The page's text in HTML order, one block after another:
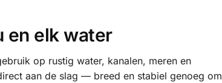
en elk water
op rustig water, kanalen, meren en
aan de slag — breed en stabiel genoeg om